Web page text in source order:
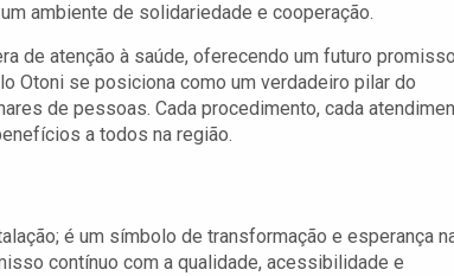
ambiente de solidariedade e cooperação.
de atenção à saúde, oferecendo um futuro
Otoni se posiciona como um verdadeiro pilar do
de pessoas. Cada procedimento, cada
a todos na região.
é um símbolo de transformação e esperança
contínuo com a qualidade, acessibilidade e